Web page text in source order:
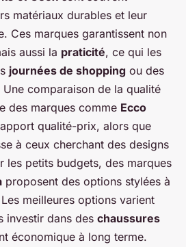
matériaux durables et leur
Ces marques garantissent non
aussi la praticité, ce qui les
journées de shopping ou des
comparaison de la qualité
des marques comme Ecco
qualité-prix, alors que
à ceux cherchant des designs
les petits budgets, des marques
proposent des options stylées à
meilleures options varient
investir dans des chaussures
économique à long terme.